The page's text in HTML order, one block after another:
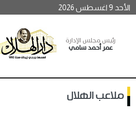
الأحد 9 اغسطس 2026
رئيس مجلس الإدارة
عمر أحمد سامي
ملاعب الهلال